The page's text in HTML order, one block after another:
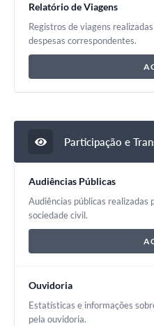
Relatório de Viagens
Registros de viagens
despesas correspondentes.
Participação e
Audiências Públicas
Audiências públicas realizadas
sociedade civil.
Ouvidoria
Estatísticas e informações
pela ouvidoria.